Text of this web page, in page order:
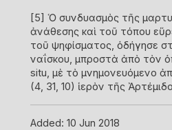
[5] Ὁ συνδυασμὸς τῆς
ἀνάθεσης καὶ τοῦ τόπου
τοῦ ψηφίσματος, ὁδήγησε
ναΐσκου, μπροστὰ ἀπὸ τὸν
situ, μὲ τὸ μνημονευόμενο
(4, 31, 10) ἱερὸν τῆς
Added: 10 Jun 2018